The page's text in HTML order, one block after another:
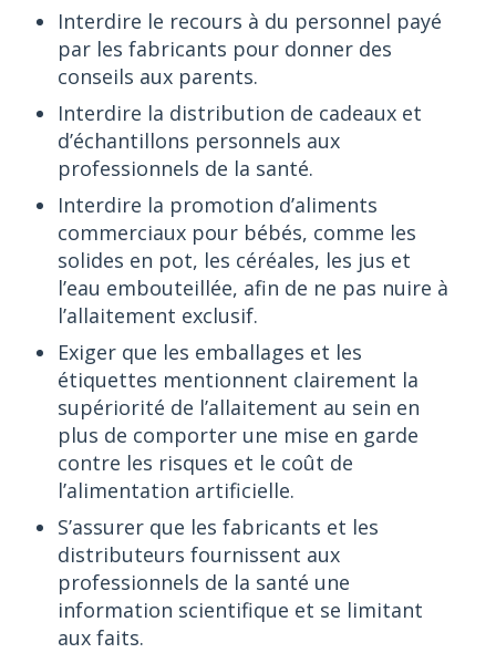
Interdire le recours à du personnel payé
par les fabricants pour donner des
conseils aux parents.
Interdire la distribution de cadeaux et
d’échantillons personnels aux
professionnels de la santé.
Interdire la promotion d’aliments
commerciaux pour bébés, comme les
solides en pot, les céréales, les jus et
l’eau embouteillée, afin de ne pas nuire à
l’allaitement exclusif.
Exiger que les emballages et les
étiquettes mentionnent clairement la
supériorité de l’allaitement au sein en
plus de comporter une mise en garde
contre les risques et le coût de
l’alimentation artificielle.
S’assurer que les fabricants et les
distributeurs fournissent aux
professionnels de la santé une
information scientifique et se limitant
aux faits.